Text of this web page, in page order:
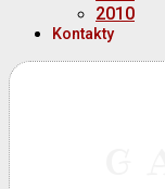
2010
Kontakty